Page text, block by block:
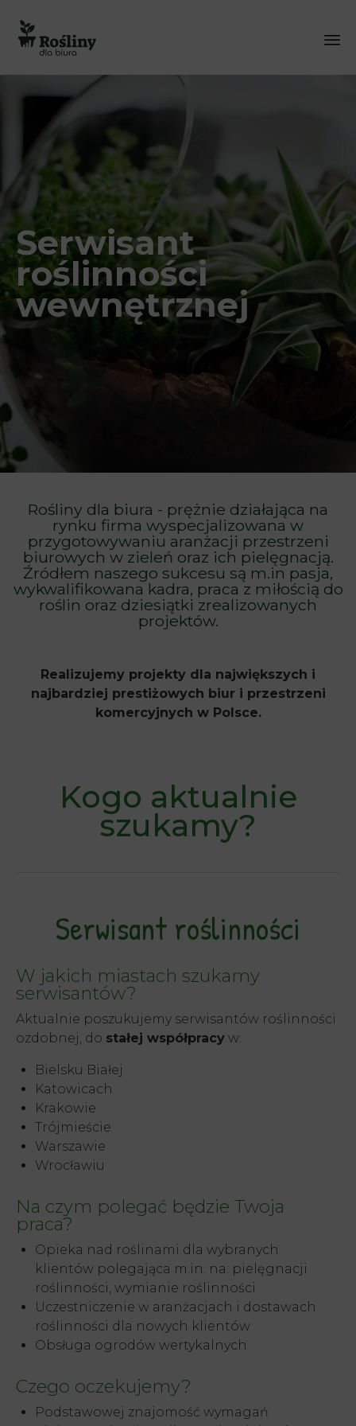
Serwisant
roślinności
wewnętrznej
Rośliny dla biura - prężnie działająca na
rynku firma wyspecjalizowana w
przygotowywaniu aranżacji przestrzeni
biurowych w zieleń oraz ich pielęgnacją.
Źródłem naszego sukcesu są m.in pasja,
wykwalifikowana kadra, praca z miłością do
roślin oraz dziesiątki zrealizowanych
projektów.
Realizujemy projekty dla największych i
najbardziej prestiżowych biur i przestrzeni
komercyjnych w Polsce.
Kogo aktualnie
szukamy?
Serwisant roślinności
W jakich miastach szukamy
serwisantów?
Aktualnie poszukujemy serwisantów roślinności
ozdobnej, do stałej współpracy w:
Bielsku Białej
Katowicach
Krakowie
Trójmieście
Warszawie
Wrocławiu
Na czym polegać będzie Twoja
praca?
Opieka nad roślinami dla wybranych
klientów polegająca m.in. na: pielęgnacji
roślinności, wymianie roślinności
Uczestniczenie w aranżacjach i dostawach
roślinności dla nowych klientów
Obsługa ogrodów wertykalnych
Czego oczekujemy?
Podstawowej znajomość wymagań